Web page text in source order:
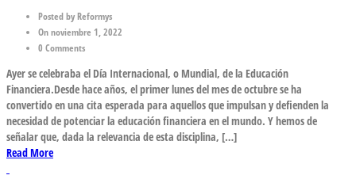
Posted by Reformys
On noviembre 1, 2022
0 Comments
Ayer se celebraba el Día Internacional, o Mundial, de la Educación
Financiera.Desde hace años, el primer lunes del mes de octubre se ha
convertido en una cita esperada para aquellos que impulsan y defienden la
necesidad de potenciar la educación financiera en el mundo. Y hemos de
señalar que, dada la relevancia de esta disciplina, […]
Read More